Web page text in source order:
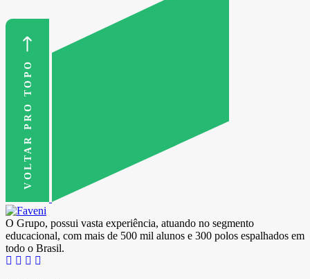
VOLTAR PRO TOPO
O Grupo, possui vasta experiência, atuando no segmento
educacional, com mais de 500 mil alunos e 300 polos espalhados em
todo o Brasil.